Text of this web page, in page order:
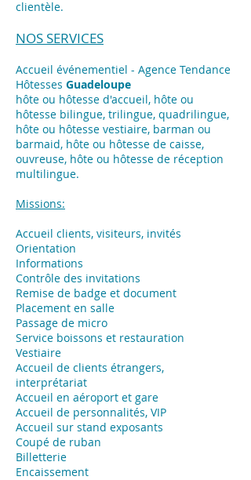
clientèle.
NOS SERVICES
Accueil événementiel - Agence Tendance
Hôtesses Guadeloupe
hôte ou hôtesse d'accueil, hôte ou
hôtesse bilingue, trilingue, quadrilingue,
hôte ou hôtesse vestiaire, barman ou
barmaid, hôte ou hôtesse de caisse,
ouvreuse, hôte ou hôtesse de réception
multilingue.
Missions:
Accueil clients, visiteurs, invités
Orientation
Informations
Contrôle des invitations
Remise de badge et document
Placement en salle
Passage de micro
Service boissons et restauration
Vestiaire
Accueil de clients étrangers,
interprétariat
Accueil en aéroport et gare
Accueil de personnalités, VIP
Accueil sur stand exposants
Coupé de ruban
Billetterie
Encaissement